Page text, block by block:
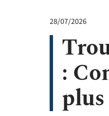
28/07/2026
: